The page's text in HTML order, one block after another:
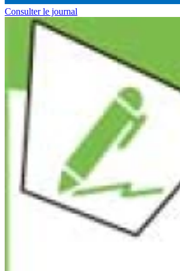
Consulter le journal